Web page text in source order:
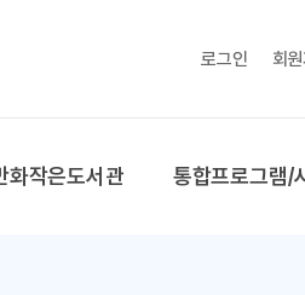
로그인 회
화작은도서관 통합프로그램/